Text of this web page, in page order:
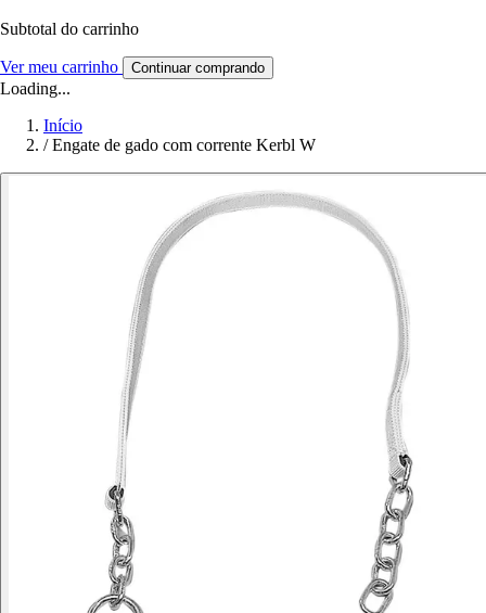
Subtotal do carrinho
Ver meu carrinho Continuar comprando
Loading...
Início
/ Engate de gado com corrente Kerbl W